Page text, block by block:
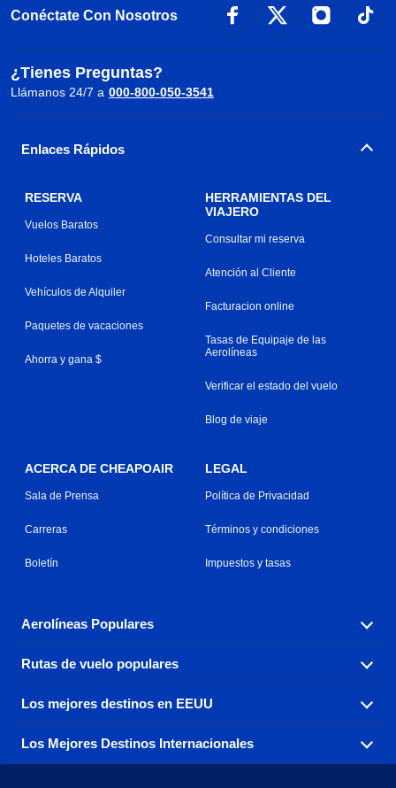
Conéctate Con Nosotros
¿Tienes Preguntas?
Llámanos 24/7 a 000-800-050-3541
Enlaces Rápidos
RESERVA
Vuelos Baratos
Hoteles Baratos
Vehículos de Alquiler
Paquetes de vacaciones
Ahorra y gana $
HERRAMIENTAS DEL
VIAJERO
Consultar mi reserva
Atención al Cliente
Facturacion online
Tasas de Equipaje de las
Aerolíneas
Verificar el estado del vuelo
Blog de viaje
ACERCA DE CHEAPOAIR
Sala de Prensa
Carreras
Boletín
LEGAL
Política de Privacidad
Términos y condiciones
Impuestos y tasas
Aerolíneas Populares
Explora nuestras opciones de tarifas aéreas baratas por
aerolínea, con más de 500 opciones para elegir.
Aeromexico
Air France Alaska Airlines
Rutas de vuelo populares
Reserva una de nuestras rutas de vuelo más populares
con tres sencillos clics.
Los mejores destinos en EEUU
Encuentra boletos de avión baratos a destinos
populares de los EEUU de costa a costa.
Los Mejores Destinos Internacionales